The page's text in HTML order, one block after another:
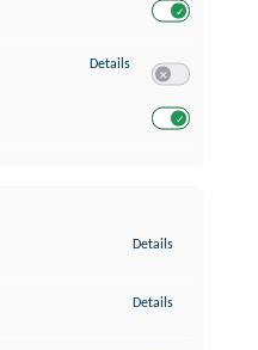
Details zu Entwicklung und
Details
Details